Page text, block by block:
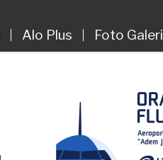
Alo Plus Foto Galeri